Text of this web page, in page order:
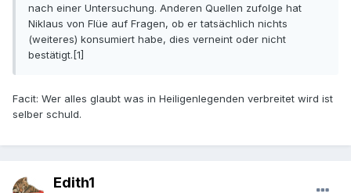
nach einer Untersuchung. Anderen Quellen zufolge hat
Niklaus von Flüe auf Fragen, ob er tatsächlich nichts
(weiteres) konsumiert habe, dies verneint oder nicht
bestätigt.[1]
Facit: Wer alles glaubt was in Heiligenlegenden verbreitet wird ist
selber schuld.
Edith1